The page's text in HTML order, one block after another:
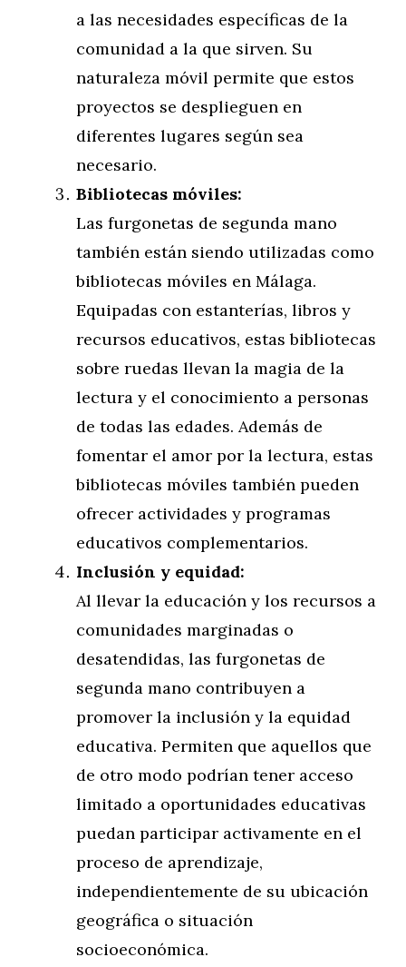
a las necesidades específicas de la
comunidad a la que sirven. Su
naturaleza móvil permite que estos
proyectos se desplieguen en
diferentes lugares según sea
necesario.
Bibliotecas móviles:
Las furgonetas de segunda mano
también están siendo utilizadas como
bibliotecas móviles en Málaga.
Equipadas con estanterías, libros y
recursos educativos, estas bibliotecas
sobre ruedas llevan la magia de la
lectura y el conocimiento a personas
de todas las edades. Además de
fomentar el amor por la lectura, estas
bibliotecas móviles también pueden
ofrecer actividades y programas
educativos complementarios.
Inclusión y equidad:
Al llevar la educación y los recursos a
comunidades marginadas o
desatendidas, las furgonetas de
segunda mano contribuyen a
promover la inclusión y la equidad
educativa. Permiten que aquellos que
de otro modo podrían tener acceso
limitado a oportunidades educativas
puedan participar activamente en el
proceso de aprendizaje,
independientemente de su ubicación
geográfica o situación
socioeconómica.